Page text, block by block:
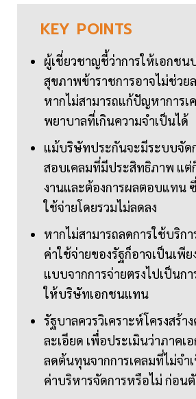
KEY POINTS
ผู้เชี่ยวชาญชี้ว่าการให้เอกชน
สุขภาพข้าราชการอาจไม่ช่ว
หากไม่สามารถแก้ปัญหาการเ
พยาบาลที่เกินความจำเป็นได้
แม้บริษัทประกันจะมีระบบจัด
สอบเคลมที่มีประสิทธิภาพ แ
งานและต้องการผลตอบแทน
ใช้จ่ายโดยรวมไม่ลดลง
หากไม่สามารถลดการใช้บริก
ค่าใช้จ่ายของรัฐก็อาจเป็นเพีย
แบบจากการจ่ายตรงไปเป็นก
ให้บริษัทเอกชนแทน
รัฐบาลควรวิเคราะห์โครงสร้า
ละเอียด เพื่อประเมินว่าภาคเ
ลดต้นทุนจากการเคลมที่ไม่จำ
ค่าบริหารจัดการหรือไม่ ก่อน